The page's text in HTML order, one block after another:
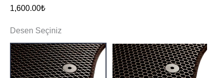
1,600.00₺
Desen Seçiniz